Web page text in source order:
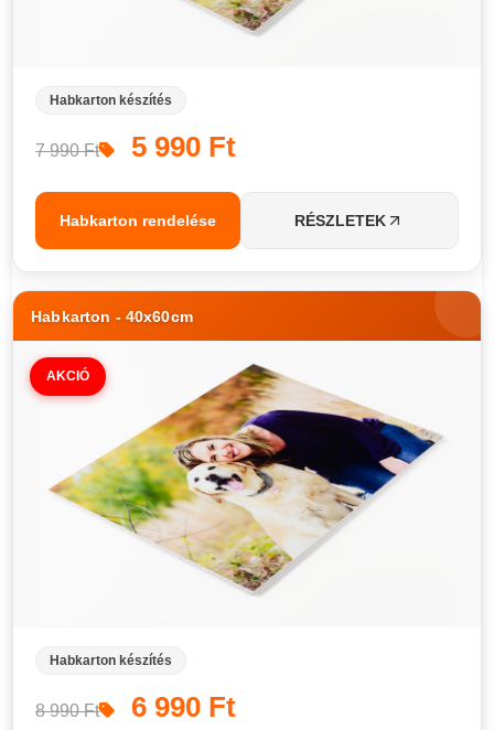
Habkarton készítés
7 990 Ft 5 990 Ft
Habkarton rendelése RÉSZLETEK
Habkarton - 40x60cm
AKCIÓ
Habkarton készítés
8 990 Ft 6 990 Ft